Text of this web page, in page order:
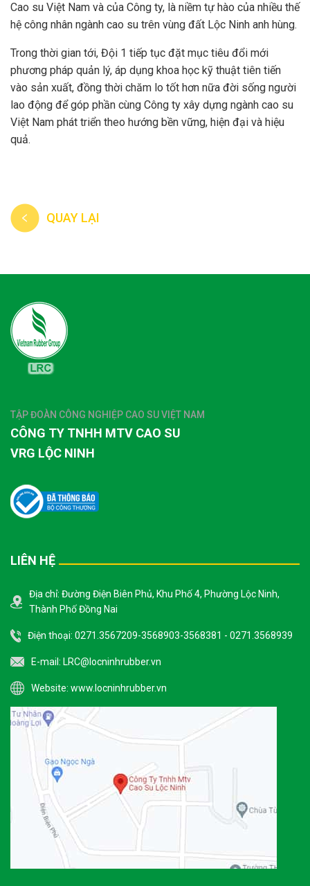
Cao su Việt Nam và của Công ty, là niềm tự hào của nhiều thế
hệ công nhân ngành cao su trên vùng đất Lộc Ninh anh hùng.
Trong thời gian tới, Đội 1 tiếp tục đặt mục tiêu đổi mới
phương pháp quản lý, áp dụng khoa học kỹ thuật tiên tiến
vào sản xuất, đồng thời chăm lo tốt hơn nữa đời sống người
lao động để góp phần cùng Công ty xây dựng ngành cao su
Việt Nam phát triển theo hướng bền vững, hiện đại và hiệu
quả.
QUAY LẠI
TẬP ĐOÀN CÔNG NGHIỆP CAO SU VIỆT NAM
CÔNG TY TNHH MTV CAO SU
VRG LỘC NINH
LIÊN HỆ
Địa chỉ: Đường Điện Biên Phủ, Khu Phố 4, Phường Lộc Ninh,
Thành Phố Đồng Nai
Điện thoại: 0271.3567209-3568903-3568381 - 0271.3568939
E-mail: LRC@locninhrubber.vn
Website: www.locninhrubber.vn